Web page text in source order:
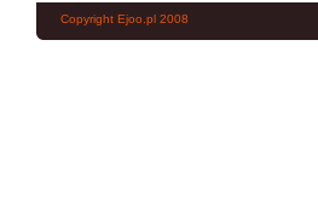
Copyright Ejoo.pl 2008